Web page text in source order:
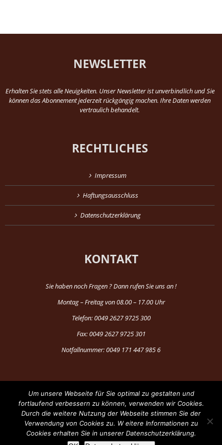
NEWSLETTER
Erhalten Sie stets alle Neuigkeiten. Unser Newsletter ist unverbindlich und Sie
können das Abonnement jederzeit rückgängig machen. Ihre Daten werden
vertraulich behandelt.
RECHTLICHES
Impressum
Haftungsausschluss
Datenschutzerklärung
KONTAKT
Sie haben noch Fragen ? Dann rufen Sie uns an !
Montag – Freitag von 08.00 – 17.00 Uhr
Telefon: 0049 2627 9725 300
Fax: 0049 2627 9725 301
Notfallnummer: 0049 171 447 985 6
®Copyright 1997-2024 by Fun Production
FacebookYouTube
Um unsere Webseite für Sie optimal zu gestalten und
fortlaufend verbessern zu können, verwenden wir Cookies.
Durch die weitere Nutzung der Webseite stimmen Sie der
Verwendung von Cookies zu. W eitere Informationen zu
Cookies erhalten Sie in unserer Datenschutzerklärung.